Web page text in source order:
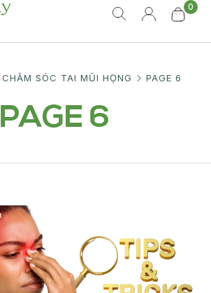
0
PAGE 6
CHĂM SÓC TAI MŨI HỌNG PAGE 6